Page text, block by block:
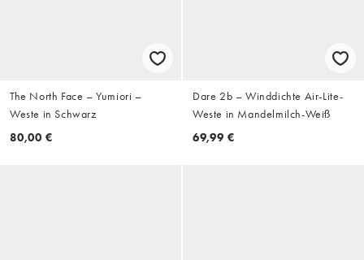
The North Face – Yumiori –
Weste in Schwarz
80,00 €
Dare 2b – Winddichte Air-Lite-
Weste in Mandelmilch-Weiß
69,99 €